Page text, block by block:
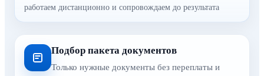
работаем дистанционно и сопровождаем до результата
Подбор пакета документов
Только нужные документы без переплаты и